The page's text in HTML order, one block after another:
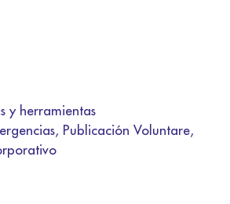
y herramientas
, Publicación Voluntare,